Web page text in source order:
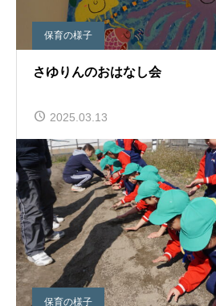
保育の様子
さゆりんのおはなし会
2025.03.13
保育の様子